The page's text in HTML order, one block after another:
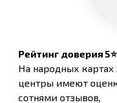
Рейтинг доверия 5⭐
На народных
центры имеют
сотнями отзывов,